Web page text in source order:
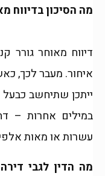
מה הסיכון בדיווח
דיווח מאוחר גורר
איחור. מעבר לכך,
ייתכן שתיחשב כבעל
במילים אחרות –
עשרות או מאות
מה הדין לגבי